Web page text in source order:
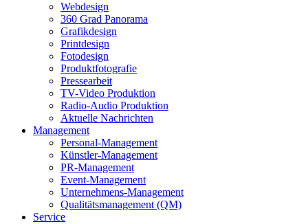
Webdesign
360 Grad Panorama
Grafikdesign
Printdesign
Fotodesign
Produktfotografie
Pressearbeit
TV-Video Produktion
Radio-Audio Produktion
Aktuelle Nachrichten
Management
Personal-Management
Künstler-Management
PR-Management
Event-Management
Unternehmens-Management
Qualitätsmanagement (QM)
Service